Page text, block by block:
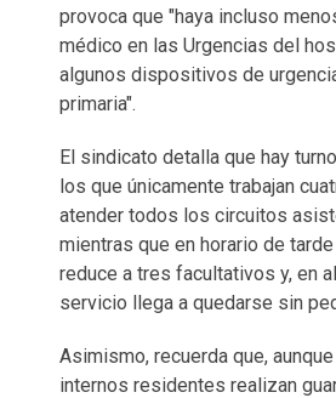
provoca que "haya incluso
médico en las Urgencias del
algunos dispositivos de
primaria".
El sindicato detalla que hay
los que únicamente trabajan
atender todos los circuitos
mientras que en horario de
reduce a tres facultativos y, en
servicio llega a quedarse sin
Asimismo, recuerda que,
internos residentes realizan